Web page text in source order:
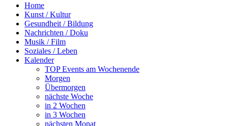
Home
Kunst / Kultur
Gesundheit / Bildung
Nachrichten / Doku
Musik / Film
Soziales / Leben
Kalender
TOP Events am Wochenende
Morgen
Übermorgen
nächste Woche
in 2 Wochen
in 3 Wochen
nächsten Monat